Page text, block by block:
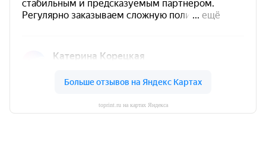
toprint.ru на картах Яндекса